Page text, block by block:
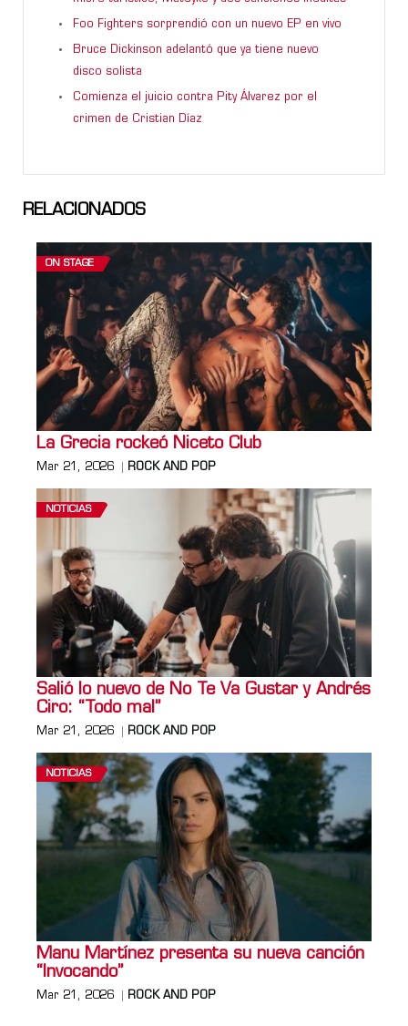
Foo Fighters sorprendió con un nuevo EP en vivo
Bruce Dickinson adelantó que ya tiene nuevo
disco solista
Comienza el juicio contra Pity Álvarez por el
crimen de Cristian Díaz
RELACIONADOS
ON STAGE
La Grecia rockeó Niceto Club
Mar 21, 2026 ROCK AND POP
NOTICIAS
Salió lo nuevo de No Te Va Gustar y Andrés
Ciro: “Todo mal”
Mar 21, 2026 ROCK AND POP
NOTICIAS
Manu Martínez presenta su nueva canción
“Invocando”
Mar 21, 2026 ROCK AND POP